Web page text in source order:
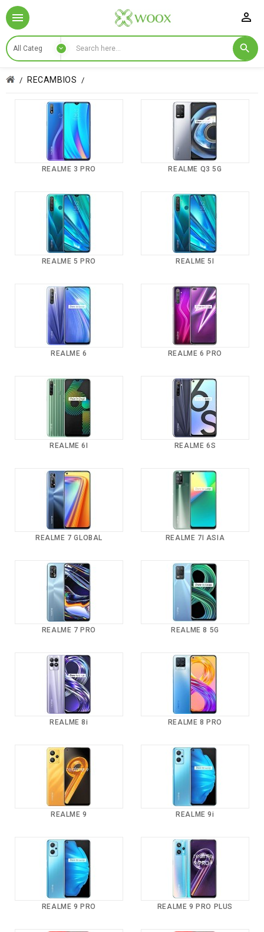

RECAMBIOS
REALME 3 PRO REALME Q3 5G
REALME 5 PRO REALME 5I
REALME 6 REALME 6 PRO
REALME 6I REALME 6S
REALME 7 GLOBAL REALME 7I ASIA
REALME 7 PRO REALME 8 5G
REALME 8i REALME 8 PRO
REALME 9 REALME 9i
REALME 9 PRO REALME 9 PRO PLUS